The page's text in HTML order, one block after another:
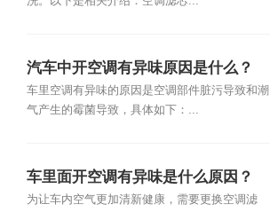
汽车中开空调有异味原因是什么？
车里空调有异味的原因是空调部件脏污导致和潮
气产生的霉菌导致，具体如下：...
车里面开空调有异味是什么原因？
为让车内空气更加清新健康，需要更换空调滤